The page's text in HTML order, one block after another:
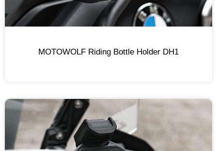
MOTOWOLF Riding Bottle Holder DH1